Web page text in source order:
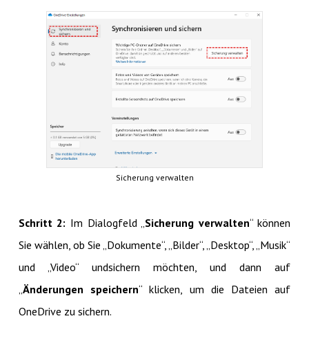
Sicherung verwalten
Schritt 2: Im Dialogfeld „ Sicherung verwalten“ können
Sie wählen, ob Sie „Dokumente“, „Bilder“, „Desktop“, „Musik“
und „Video“ undsichern möchten, und dann auf
Änderungen speichern“ klicken, um die Dateien auf
OneDrive zu sichern.